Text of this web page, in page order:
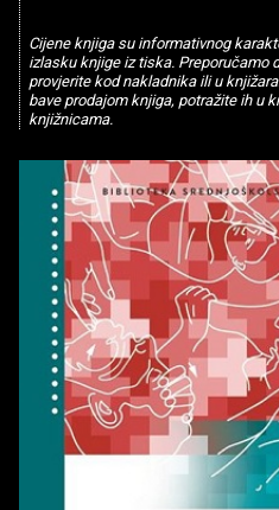
Cijene knjiga su informativnog
izlasku knjige iz tiska. Preporučamo
provjerite kod nakladnika ili u
bave prodajom knjiga, potražite ih u
knjižnicama.